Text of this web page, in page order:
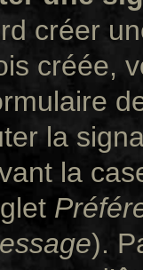
créer
créée,
la
la
).